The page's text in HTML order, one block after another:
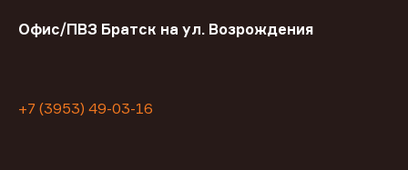
Офис/ПВЗ Братск на ул. Возрождения
+7 (3953) 49-03-16